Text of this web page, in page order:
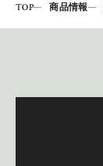
TOP 商品情報